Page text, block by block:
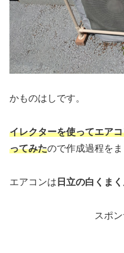
かものはしです。
イレクターを使ってエア
ってみたので作成過程をま
エアコンは 日立の白くま
スポ